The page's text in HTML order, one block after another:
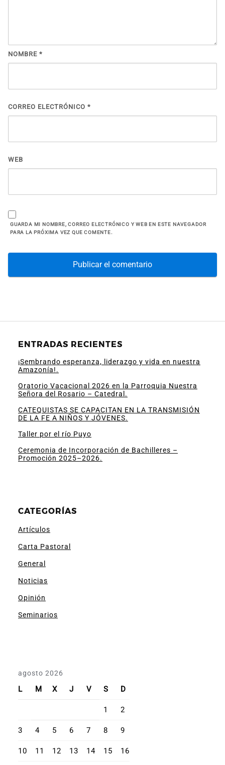
NOMBRE *
CORREO ELECTRÓNICO *
WEB
GUARDA MI NOMBRE, CORREO ELECTRÓNICO Y WEB EN ESTE NAVEGADOR
PARA LA PRÓXIMA VEZ QUE COMENTE.
ENTRADAS RECIENTES
¡Sembrando esperanza, liderazgo y vida en nuestra
Amazonía!.
Oratorio Vacacional 2026 en la Parroquia Nuestra
Señora del Rosario – Catedral.
CATEQUISTAS SE CAPACITAN EN LA TRANSMISIÓN
DE LA FE A NIÑOS Y JÓVENES.
Taller por el río Puyo
Ceremonia de Incorporación de Bachilleres –
Promoción 2025–2026.
CATEGORÍAS
Artículos
Carta Pastoral
General
Noticias
Opinión
Seminarios
agosto 2026
L M X J V S D
1 2
3 4 5 6 7 8 9
10 11 12 13 14 15 16